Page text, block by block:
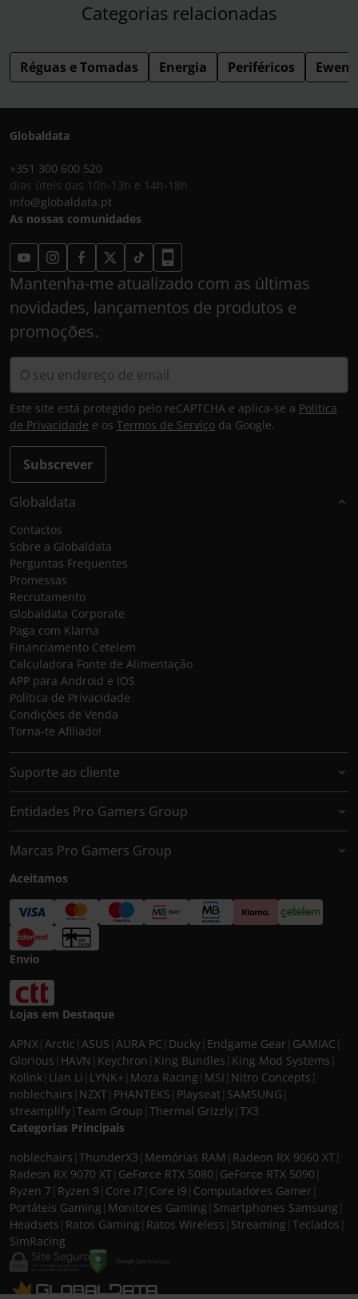
Categorias relacionadas
Réguas e Tomadas Energia Periféricos Ewent
Globaldata
+351 300 600 520
dias úteis das 10h-13h e 14h-18h
info@globaldata.pt
As nossas comunidades
Mantenha-me atualizado com as últimas
novidades, lançamentos de produtos e
promoções.
Subscrever
Este site está protegido pelo reCAPTCHA e aplica-se a Política
de Privacidade e os Termos de Serviço da Google.
Globaldata
Contactos
Sobre a Globaldata
Perguntas Frequentes
Promessas
Recrutamento
Globaldata Corporate
Paga com Klarna
Financiamento Cetelem
Calculadora Fonte de Alimentação
APP para Android e IOS
Política de Privacidade
Condições de Venda
Torna-te Afiliado!
Suporte ao cliente
Entidades Pro Gamers Group
Marcas Pro Gamers Group
Aceitamos
Envio
Lojas em Destaque
APNX Arctic ASUS AURA PC Ducky Endgame Gear GAMIAC
Glorious HAVN Keychron King Bundles King Mod Systems
Kolink Lian Li LYNK+ Moza Racing MSI Nitro Concepts
noblechairs NZXT PHANTEKS Playseat SAMSUNG
streamplify Team Group Thermal Grizzly TX3
Categorias Principais
noblechairs ThunderX3 Memórias RAM Radeon RX 9060 XT
Radeon RX 9070 XT GeForce RTX 5080 GeForce RTX 5090
Ryzen 7 Ryzen 9 Core i7 Core i9 Computadores Gamer
Portáteis Gaming Monitores Gaming Smartphones Samsung
Headsets Ratos Gaming Ratos Wireless Streaming Teclados
SimRacing